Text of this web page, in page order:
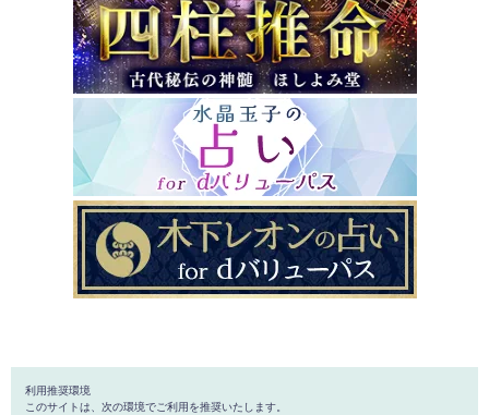
利用推奨環境
このサイトは、次の環境でご利用を推奨いたします。